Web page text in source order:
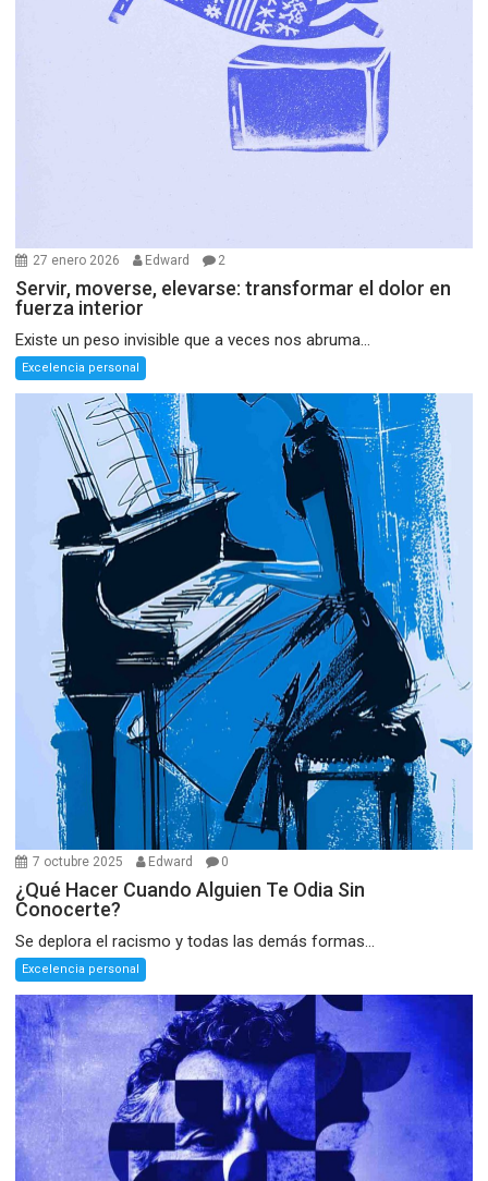
27 enero 2026 Edward 2
Servir, moverse, elevarse: transformar el dolor en
fuerza interior
Existe un peso invisible que a veces nos abruma...
Excelencia personal
7 octubre 2025 Edward 0
¿Qué Hacer Cuando Alguien Te Odia Sin
Conocerte?
Se deplora el racismo y todas las demás formas...
Excelencia personal